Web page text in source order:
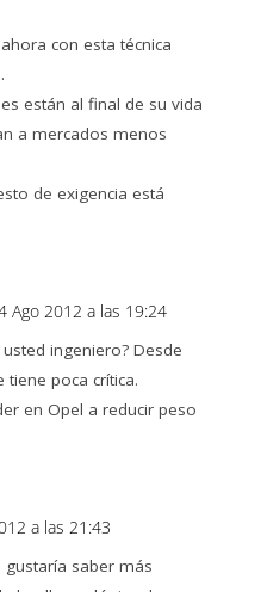
con esta técnica
están al final de su vida
a mercados menos
de exigencia está
Ago 2012 a las 19:24
ingeniero? Desde
poca crítica.
en Opel a reducir peso
a las 21:43
saber más